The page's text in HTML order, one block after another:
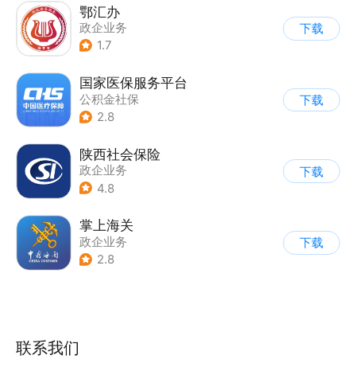
鄂汇办
政企业务
1.7
下载
国家医保服务平台
公积金社保
2.8
下载
陕西社会保险
政企业务
4.8
下载
掌上海关
政企业务
2.8
下载
联系我们